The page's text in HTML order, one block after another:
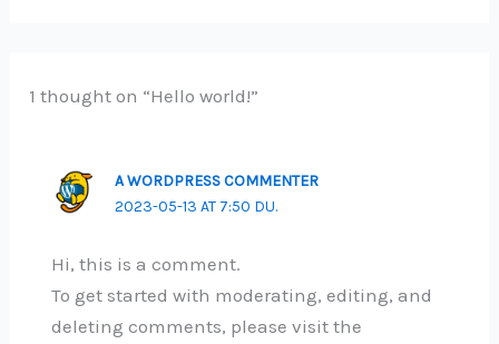
1 thought on “Hello world!”
A WORDPRESS COMMENTER
2023-05-13 AT 7:50 DU.
Hi, this is a comment.
To get started with moderating, editing, and
deleting comments, please visit the